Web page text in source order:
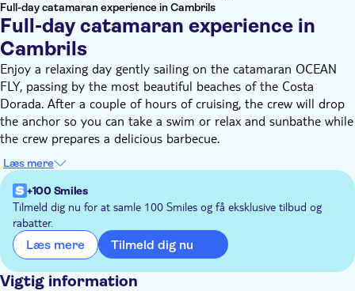
Full-day catamaran experience in Cambrils
Full-day catamaran experience in
Cambrils
Enjoy a relaxing day gently sailing on the catamaran OCEAN
FLY, passing by the most beautiful beaches of the Costa
Dorada. After a couple of hours of cruising, the crew will drop
the anchor so you can take a swim or relax and sunbathe while
the crew prepares a delicious barbecue.
In the afternoon, the catamaran will hoist the sail and cruise to
the port of Cambrils. Throughout the tour drinks and all food
are included.
The catamaran Ocean Fly is an ideal boat for a pleasant
relaxing cruise. Its size comfortably accommodates a large
number of passengers and includes a bar, two toilets and easy
accessibility to the sea for swimming. It is crewed by a fully
trained and professional crew
Læs mere
+100 Smiles
Tilmeld dig nu for at samle 100 Smiles og få eksklusive tilbud og
rabatter.
Læs mere Tilmeld dig nu
Vigtig information